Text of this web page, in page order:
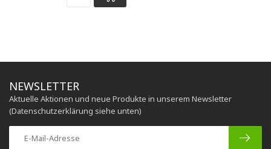
NEWSLETTER
Aktuelle Aktionen und neue Produkte in unserem Newsletter
(Datenschutzerklärung siehe unten)